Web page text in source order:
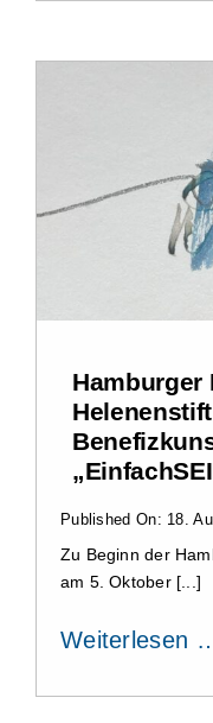
Hamburger
Published On: 18.
Zu Beginn der
am 5. Oktober [...]
Weiterlesen